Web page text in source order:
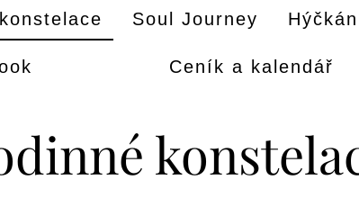
Soul Journey
Ceník a kalendář